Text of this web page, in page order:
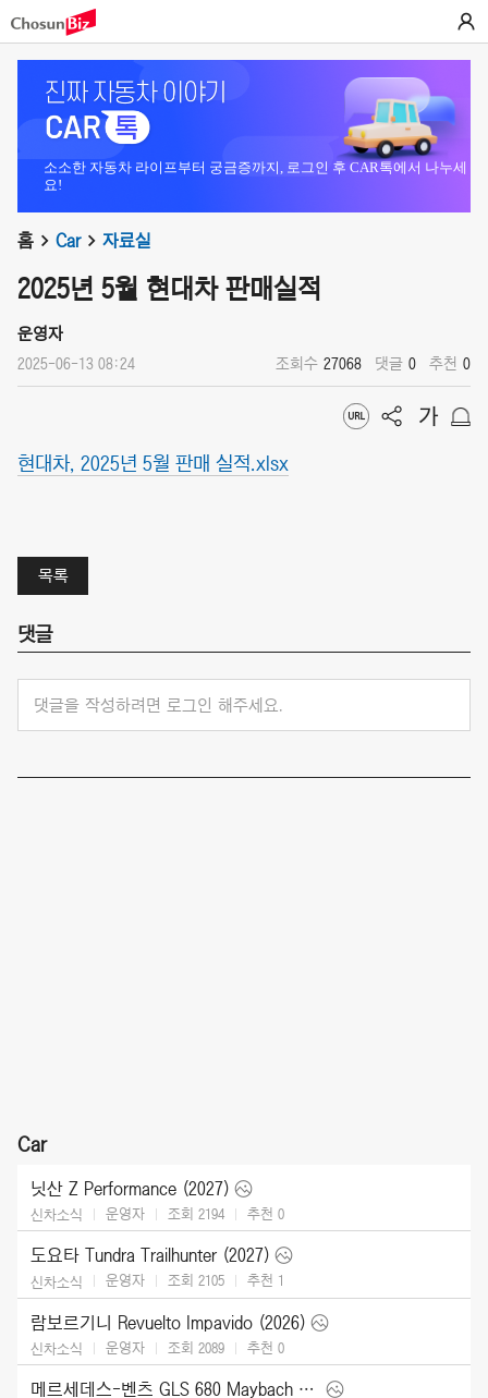
소소한 자동차 라이프부터 궁금증까지, 로그인 후 CAR톡에서 나누세
요!
홈 Car 자료실
2025년 5월 현대차 판매실적
운영자
2025-06-13 08:24 조회수 27068 댓글 0 추천 0
현대차, 2025년 5월 판매 실적.xlsx
목록
댓글
댓글을 작성하려면 로그인 해주세요.
Car
닛산 Z Performance (2027)
신차소식 운영자 조회 2194 추천 0
도요타 Tundra Trailhunter (2027)
신차소식 운영자 조회 2105 추천 1
람보르기니 Revuelto Impavido (2026)
신차소식 운영자 조회 2089 추천 0
메르세데스-벤츠 GLS 680 Maybach (2027)